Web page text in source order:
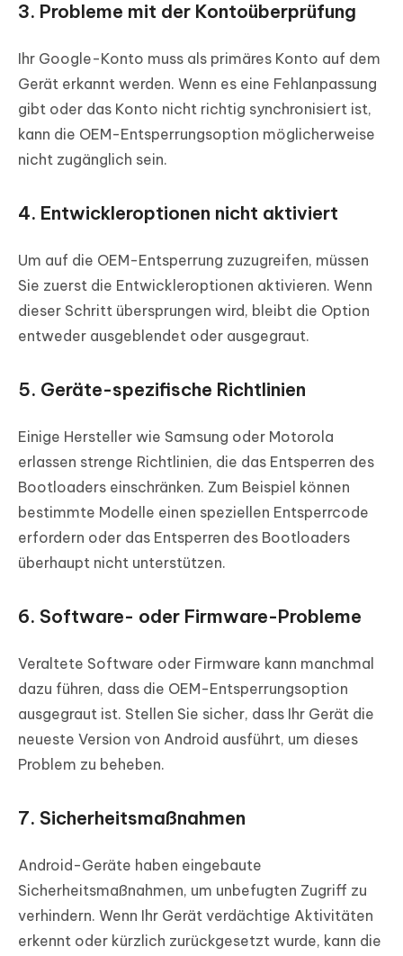
3. Probleme mit der Kontoüberprüfung
Ihr Google-Konto muss als primäres Konto auf dem
Gerät erkannt werden. Wenn es eine Fehlanpassung
gibt oder das Konto nicht richtig synchronisiert ist,
kann die OEM-Entsperrungsoption möglicherweise
nicht zugänglich sein.
4. Entwickleroptionen nicht aktiviert
Um auf die OEM-Entsperrung zuzugreifen, müssen
Sie zuerst die Entwickleroptionen aktivieren. Wenn
dieser Schritt übersprungen wird, bleibt die Option
entweder ausgeblendet oder ausgegraut.
5. Geräte-spezifische Richtlinien
Einige Hersteller wie Samsung oder Motorola
erlassen strenge Richtlinien, die das Entsperren des
Bootloaders einschränken. Zum Beispiel können
bestimmte Modelle einen speziellen Entsperrcode
erfordern oder das Entsperren des Bootloaders
überhaupt nicht unterstützen.
6. Software- oder Firmware-Probleme
Veraltete Software oder Firmware kann manchmal
dazu führen, dass die OEM-Entsperrungsoption
ausgegraut ist. Stellen Sie sicher, dass Ihr Gerät die
neueste Version von Android ausführt, um dieses
Problem zu beheben.
7. Sicherheitsmaßnahmen
Android-Geräte haben eingebaute
Sicherheitsmaßnahmen, um unbefugten Zugriff zu
verhindern. Wenn Ihr Gerät verdächtige Aktivitäten
erkennt oder kürzlich zurückgesetzt wurde, kann die